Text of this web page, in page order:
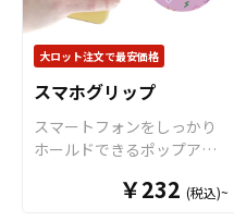
に、本体と台座のデザイン
を配置して下さい。
おります。鮮やかなカラー
から落ち着いたトーンま
で、幅広い選択肢がありま
すので、用途やデザインに
合わせてお選びください。
キーホルダー部分には「ボ
ールチェーン」「ナスカ
をご用意。ボールチェーン
大ロット注文で最安価格
スマホグリップ
スマートフォンをしっかり
ホールドできるポップアッ
お客様がお持ちのオリジナ
￥232 (税込)~